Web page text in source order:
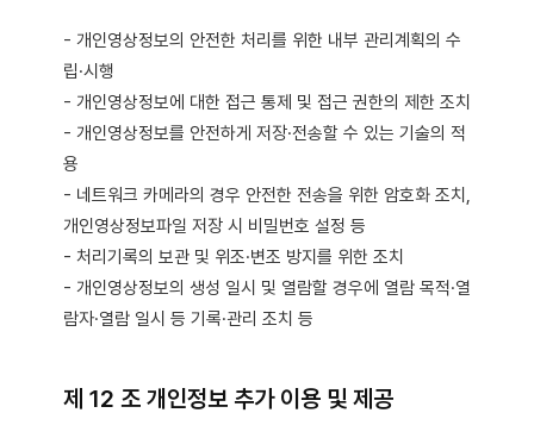
- 개인영상정보의 안전한 처리를 위한 내부 관리계획의 수
립·시행
- 개인영상정보에 대한 접근 통제 및 접근 권한의 제한 조치
- 개인영상정보를 안전하게 저장·전송할 수 있는 기술의 적
용
- 네트워크 카메라의 경우 안전한 전송을 위한 암호화 조치,
개인영상정보파일 저장 시 비밀번호 설정 등
- 처리기록의 보관 및 위조·변조 방지를 위한 조치
- 개인영상정보의 생성 일시 및 열람할 경우에 열람 목적·열
람자·열람 일시 등 기록·관리 조치 등
제 12 조 개인정보 추가 이용 및 제공